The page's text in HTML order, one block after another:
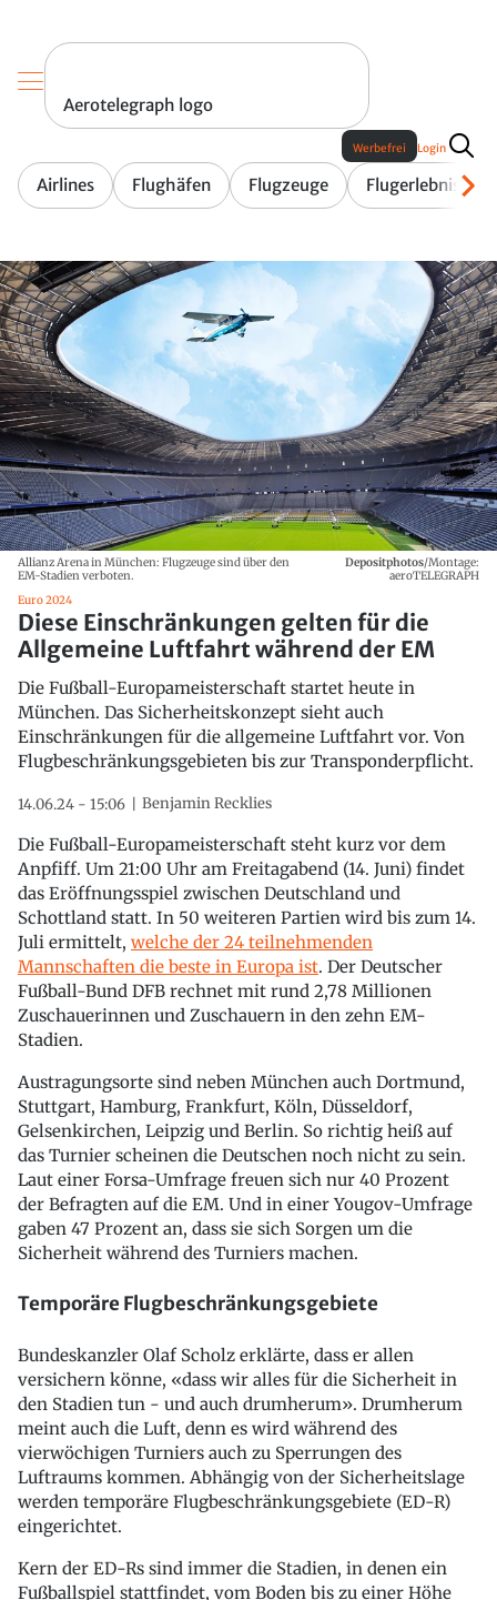
Aerotelegraph logo
Airlines Flughäfen Flugzeuge Flugerlebnis
Werbefrei Login
Allianz Arena in München: Flugzeuge sind über den
EM-Stadien verboten.
Depositphotos/Montage:
aeroTELEGRAPH
Euro 2024
Diese Einschränkungen gelten für die
Allgemeine Luftfahrt während der EM
Die Fußball-Europameisterschaft startet heute in
München. Das Sicherheitskonzept sieht auch
Einschränkungen für die allgemeine Luftfahrt vor. Von
Flugbeschränkungsgebieten bis zur Transponderpflicht.
14.06.24 - 15:06 Benjamin Recklies
Die Fußball-Europameisterschaft steht kurz vor dem
Anpfiff. Um 21:00 Uhr am Freitagabend (14. Juni) findet
das Eröffnungsspiel zwischen Deutschland und
Schottland statt. In 50 weiteren Partien wird bis zum 14.
Juli ermittelt, welche der 24 teilnehmenden
Mannschaften die beste in Europa ist. Der Deutscher
Fußball-Bund DFB rechnet mit rund 2,78 Millionen
Zuschauerinnen und Zuschauern in den zehn EM-
Stadien.
Austragungsorte sind neben München auch Dortmund,
Stuttgart, Hamburg, Frankfurt, Köln, Düsseldorf,
Gelsenkirchen, Leipzig und Berlin. So richtig heiß auf
das Turnier scheinen die Deutschen noch nicht zu sein.
Laut einer Forsa-Umfrage freuen sich nur 40 Prozent
der Befragten auf die EM. Und in einer Yougov-Umfrage
gaben 47 Prozent an, dass sie sich Sorgen um die
Sicherheit während des Turniers machen.
Temporäre Flugbeschränkungsgebiete
Bundeskanzler Olaf Scholz erklärte, dass er allen
versichern könne, «dass wir alles für die Sicherheit in
den Stadien tun - und auch drumherum». Drumherum
meint auch die Luft, denn es wird während des
vierwöchigen Turniers auch zu Sperrungen des
Luftraums kommen. Abhängig von der Sicherheitslage
werden temporäre Flugbeschränkungsgebiete (ED-R)
eingerichtet.
Kern der ED-Rs sind immer die Stadien, in denen ein
Fußballspiel stattfindet, vom Boden bis zu einer Höhe